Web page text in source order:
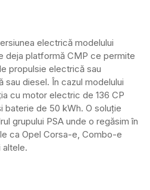
electrică modelului
deja platformă CMP ce permite
propulsie electrică sau
sau diesel. În cazul modelului
cu motor electric de 136 CP
baterie de 50 kWh. O soluție
grupului PSA unde o regăsim în
ca Opel Corsa-e, Combo-e